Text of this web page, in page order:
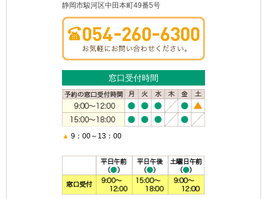
静岡市駿河区中田本町49番5号
窓口受付時間
▲ 9：00～13：00